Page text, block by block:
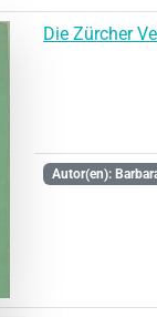
Die Zürcher
Autor(en):